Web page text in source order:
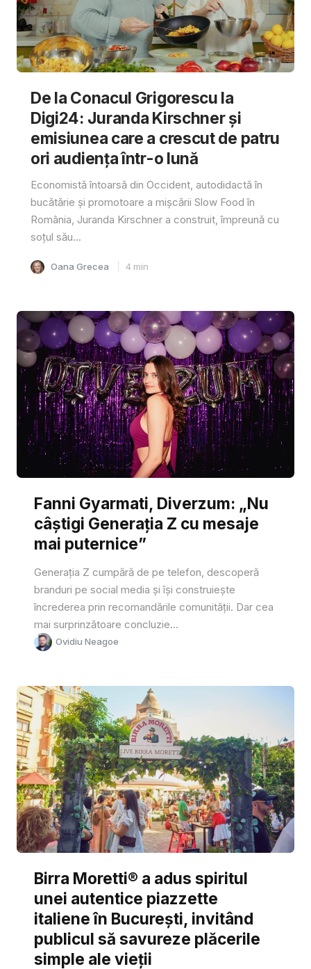
De la Conacul Grigorescu la
Digi24: Juranda Kirschner și
emisiunea care a crescut de patru
ori audiența într-o lună
Economistă întoarsă din Occident, autodidactă în
bucătărie și promotoare a mișcării Slow Food în
România, Juranda Kirschner a construit, împreună cu
soțul său...
Oana Grecea 4 min
Fanni Gyarmati, Diverzum: „Nu
câștigi Generația Z cu mesaje
mai puternice”
Generația Z cumpără de pe telefon, descoperă
branduri pe social media și își construiește
încrederea prin recomandările comunității. Dar cea
mai surprinzătoare concluzie...
Ovidiu Neagoe
Birra Moretti® a adus spiritul
unei autentice piazzette
italiene în București, invitând
publicul să savureze plăcerile
simple ale vieții